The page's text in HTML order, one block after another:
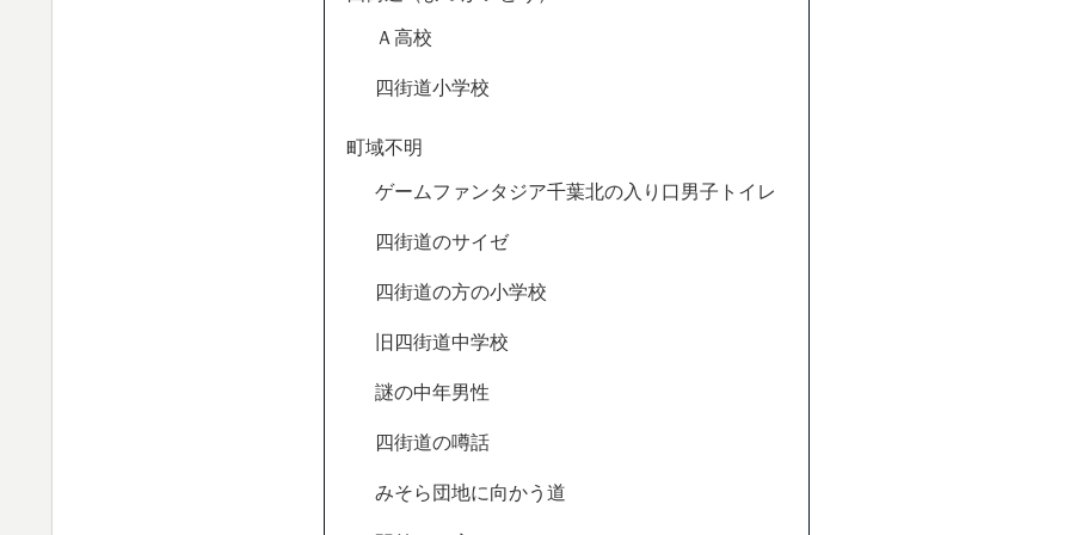
Ａ高校
四街道小学校
町域不明
ゲームファンタジア千葉北の入り口男子トイレ
四街道のサイゼ
四街道の方の小学校
旧四街道中学校
謎の中年男性
四街道の噂話
みそら団地に向かう道